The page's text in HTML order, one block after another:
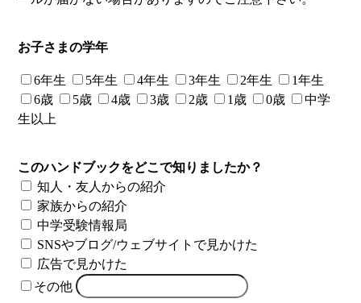
お子さまの学年
6年生 5年生 4年生 3年生 2年生
1年生
6歳
5歳 4歳 3歳 2歳 1歳 0歳
中学
生以上
このハンドブックをどこで知りましたか？
知人・友人からの紹介
家族からの紹介
中学受験情報局
SNSやブログ/ウェブサイトで見かけた
広告で見かけた
その他